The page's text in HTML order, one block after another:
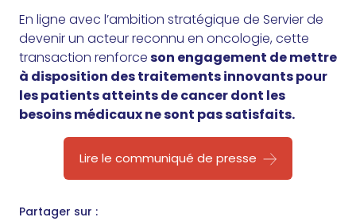
En ligne avec l’ambition stratégique de Servier de
devenir un acteur reconnu en oncologie, cette
transaction renforceson engagement de mettre
à disposition des traitements innovants pour
les patients atteints de cancer dont les
besoins médicaux ne sont pas satisfaits.
Lire le communiqué de presse
Partager sur :